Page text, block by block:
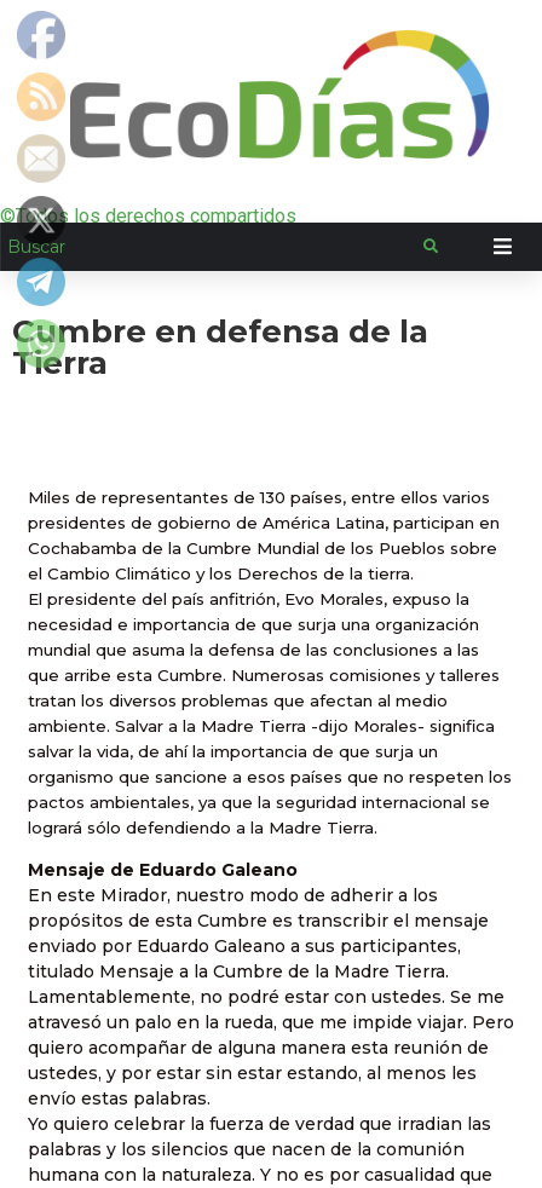
©Todos los derechos compartidos
Cumbre en defensa de la
Tierra
Miles de representantes de 130 países, entre ellos varios
presidentes de gobierno de América Latina, participan en
Cochabamba de la Cumbre Mundial de los Pueblos sobre
el Cambio Climático y los Derechos de la tierra.
El presidente del país anfitrión, Evo Morales, expuso la
necesidad e importancia de que surja una organización
mundial que asuma la defensa de las conclusiones a las
que arribe esta Cumbre. Numerosas comisiones y talleres
tratan los diversos problemas que afectan al medio
ambiente. Salvar a la Madre Tierra -dijo Morales- significa
salvar la vida, de ahí la importancia de que surja un
organismo que sancione a esos países que no respeten los
pactos ambientales, ya que la seguridad internacional se
logrará sólo defendiendo a la Madre Tierra.
Mensaje de Eduardo Galeano
En este Mirador, nuestro modo de adherir a los
propósitos de esta Cumbre es transcribir el mensaje
enviado por Eduardo Galeano a sus participantes,
titulado Mensaje a la Cumbre de la Madre Tierra.
Lamentablemente, no podré estar con ustedes. Se me
atravesó un palo en la rueda, que me impide viajar. Pero
quiero acompañar de alguna manera esta reunión de
ustedes, y por estar sin estar estando, al menos les
envío estas palabras.
Yo quiero celebrar la fuerza de verdad que irradian las
palabras y los silencios que nacen de la comunión
humana con la naturaleza. Y no es por casualidad que